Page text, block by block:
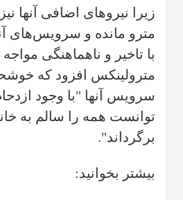
زیرا نیروهای اضافی آنها
مترو مانده و سرویس‌های
با تاخیر و ناهماهنگی
مترولینکس افزود که
سرویس آنها "با وجود
توانست همه را سالم به
برگرداند".
بیشتر بخوانید: